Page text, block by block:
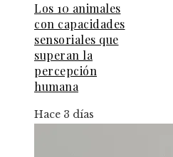
Los 10 animales
con capacidades
sensoriales que
superan la
percepción
humana
Hace 3 días